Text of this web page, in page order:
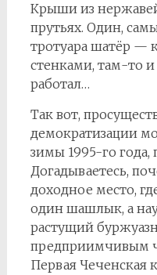
Крыши из
прутьях. Один,
тротуара шатёр —
стенками, там-то
работал…
Так вот,
демократизации
зимы 1995-го
Догадываетесь,
доходное место,
один шашлык, а
растущий
предприимчивым
Первая Чеченская